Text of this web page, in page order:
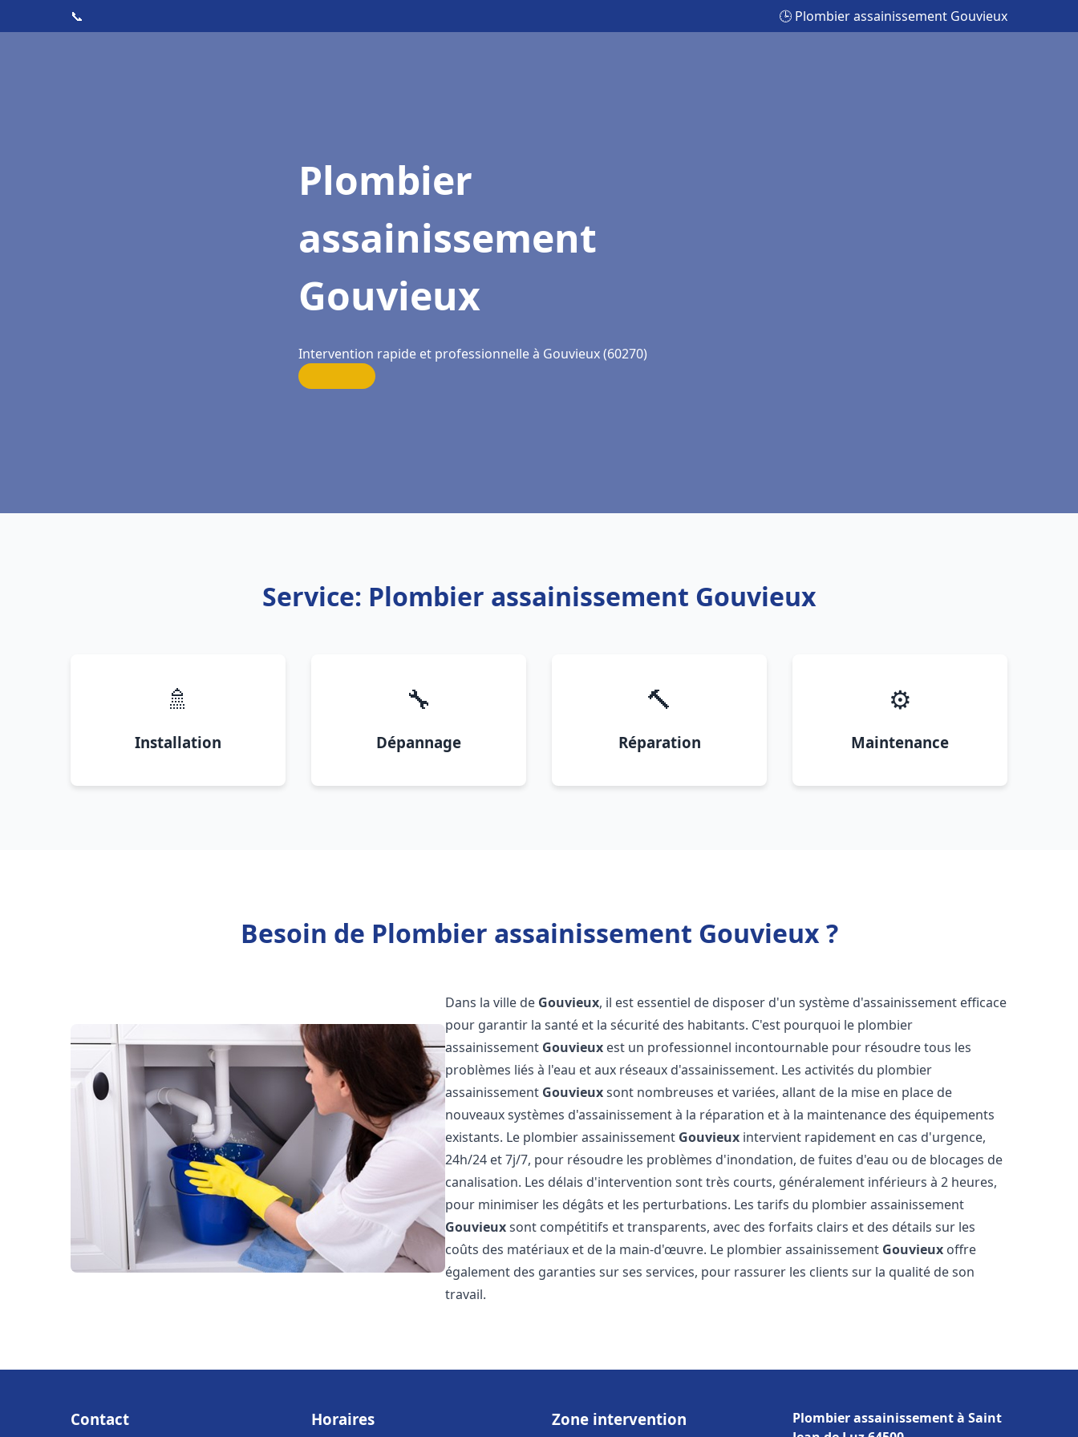
📞 🕒 Plombier assainissement Gouvieux
Plombier
assainissement
Gouvieux
Intervention rapide et professionnelle à Gouvieux (60270)
Service: Plombier assainissement Gouvieux
🚿
Installation
🔧
Dépannage
🔨
Réparation
⚙️
Maintenance
Besoin de Plombier assainissement Gouvieux ?
Dans la ville de Gouvieux, il est essentiel de disposer d'un système d'assainissement efficace
pour garantir la santé et la sécurité des habitants. C'est pourquoi le plombier
assainissement Gouvieux est un professionnel incontournable pour résoudre tous les
problèmes liés à l'eau et aux réseaux d'assainissement. Les activités du plombier
assainissement Gouvieuxsont nombreuses et variées, allant de la mise en place de
nouveaux systèmes d'assainissement à la réparation et à la maintenance des équipements
existants. Le plombier assainissement Gouvieux intervient rapidement en cas d'urgence,
24h/24 et 7j/7, pour résoudre les problèmes d'inondation, de fuites d'eau ou de blocages de
canalisation. Les délais d'intervention sont très courts, généralement inférieurs à 2 heures,
pour minimiser les dégâts et les perturbations. Les tarifs du plombier assainissement
Gouvieuxsont compétitifs et transparents, avec des forfaits clairs et des détails sur les
coûts des matériaux et de la main-d'œuvre. Le plombier assainissement Gouvieux offre
également des garanties sur ses services, pour rassurer les clients sur la qualité de son
travail.
Contact Horaires Zone intervention
Plombier assainissement à Saint